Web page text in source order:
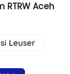
RTRW Aceh
Leuser